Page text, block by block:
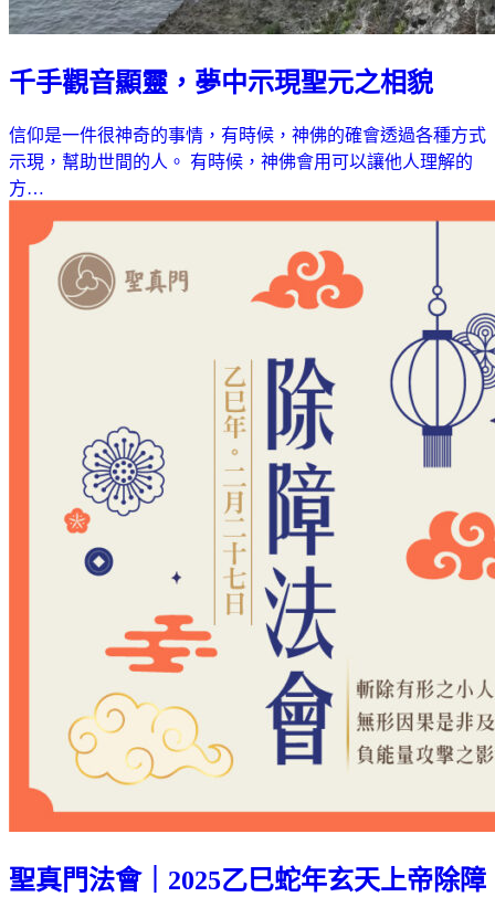
千手觀音顯靈，夢中示現聖元之相貌
信仰是一件很神奇的事情，有時候，神佛的確會透過各種方式
示現，幫助世間的人。 有時候，神佛會用可以讓他人理解的
方…
聖真門法會｜2025乙巳蛇年玄天上帝除障